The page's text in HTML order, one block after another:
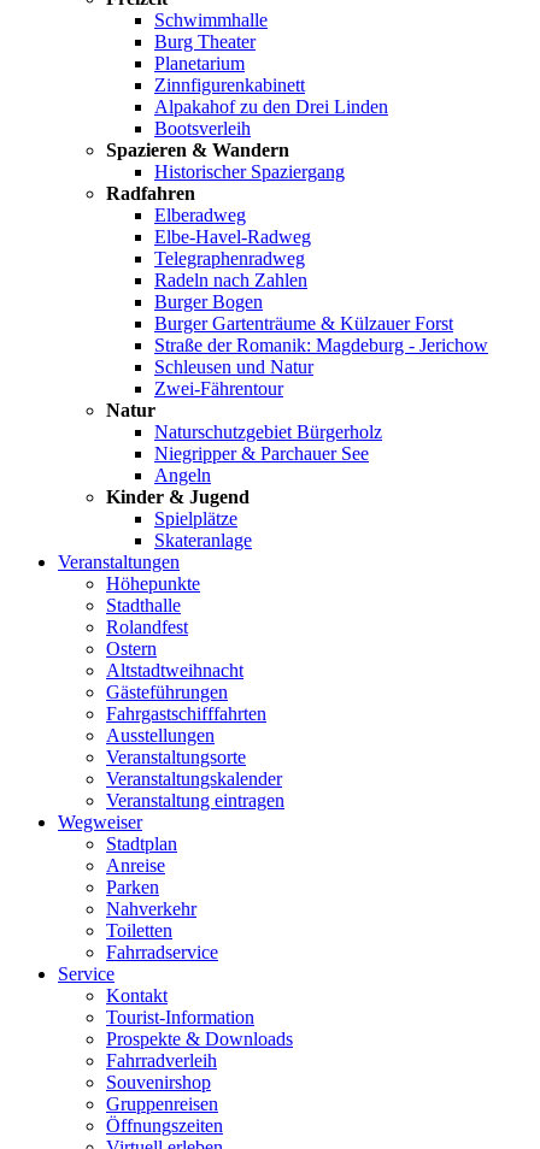
Schwimmhalle
Burg Theater
Planetarium
Zinnfigurenkabinett
Alpakahof zu den Drei Linden
Bootsverleih
Spazieren & Wandern
Historischer Spaziergang
Radfahren
Elberadweg
Elbe-Havel-Radweg
Telegraphenradweg
Radeln nach Zahlen
Burger Bogen
Burger Gartenträume & Külzauer Forst
Straße der Romanik: Magdeburg - Jerichow
Schleusen und Natur
Zwei-Fährentour
Natur
Naturschutzgebiet Bürgerholz
Niegripper & Parchauer See
Angeln
Kinder & Jugend
Spielplätze
Skateranlage
Veranstaltungen
Höhepunkte
Stadthalle
Rolandfest
Ostern
Altstadtweihnacht
Gästeführungen
Fahrgastschifffahrten
Ausstellungen
Veranstaltungsorte
Veranstaltungskalender
Veranstaltung eintragen
Wegweiser
Stadtplan
Anreise
Parken
Nahverkehr
Toiletten
Fahrradservice
Service
Kontakt
Tourist-Information
Prospekte & Downloads
Fahrradverleih
Souvenirshop
Gruppenreisen
Öffnungszeiten